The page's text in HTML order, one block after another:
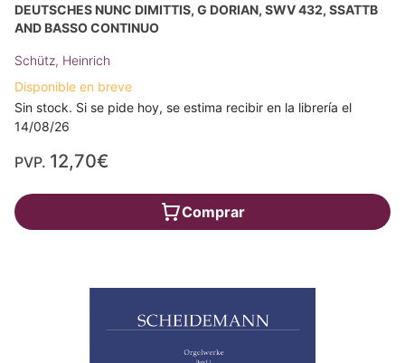
DEUTSCHES NUNC DIMITTIS, G DORIAN, SWV 432, SSATTB
AND BASSO CONTINUO
Schütz, Heinrich
Disponible en breve
Sin stock. Si se pide hoy, se estima recibir en la librería el
14/08/26
PVP. 12,70€
Comprar